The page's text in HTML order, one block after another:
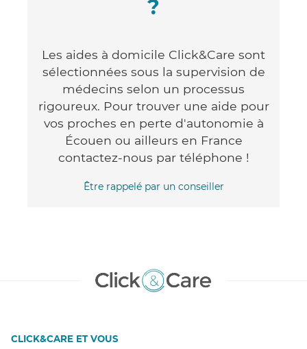
?
Les aides à domicile Click&Care sont
sélectionnées sous la supervision de
médecins selon un processus
rigoureux. Pour trouver une aide pour
vos proches en perte d'autonomie à
Écouen ou ailleurs en France
contactez-nous par téléphone !
Être rappelé par un conseiller
CLICK&CARE ET VOUS